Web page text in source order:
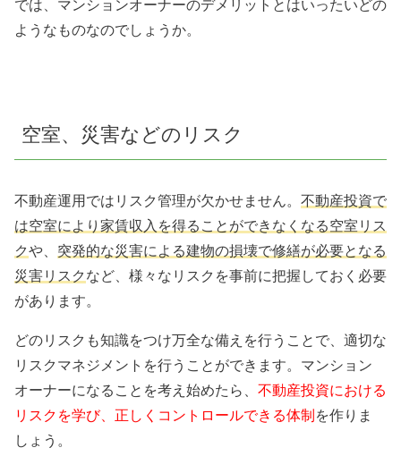
では、マンションオーナーのデメリットとはいったいどの
ようなものなのでしょうか。
空室、災害などのリスク
不動産運用ではリスク管理が欠かせません。 不動産投資で
は空室により家賃収入を得ることができなくなる空室リス
クや、 突発的な災害による建物の損壊で修繕が必要となる
災害リスク など、様々なリスクを事前に把握しておく必要
があります。
どのリスクも知識をつけ万全な備えを行うことで、適切な
リスクマネジメントを行うことができます。マンション
オーナーになることを考え始めたら、 不動産投資における
リスクを学び、正しくコントロールできる体制 を作りま
しょう。